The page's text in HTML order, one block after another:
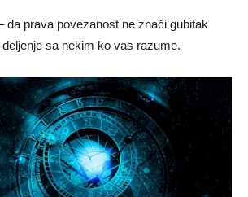
da prava povezanost ne znači gubitak
sa nekim ko vas razume.